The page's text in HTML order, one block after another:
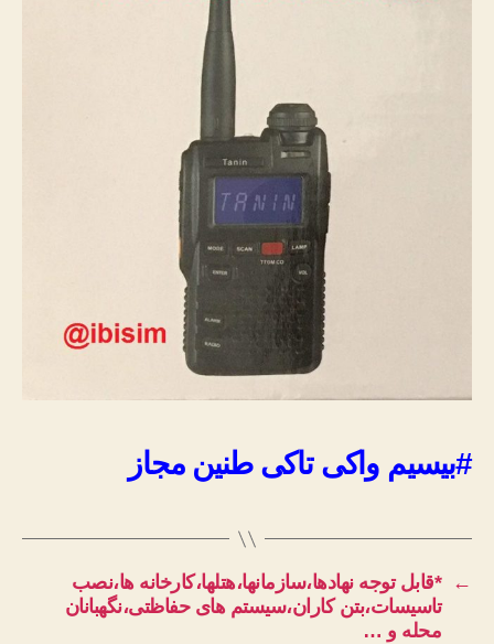
#بیسیم واکی تاکی طنین مجاز
←
*قابل توجه نهادها،سازمانها،هتلها،کارخانه ها،نصب
تاسیسات،بتن کاران،سیستم های حفاظتی،نگهبانان
محله و …